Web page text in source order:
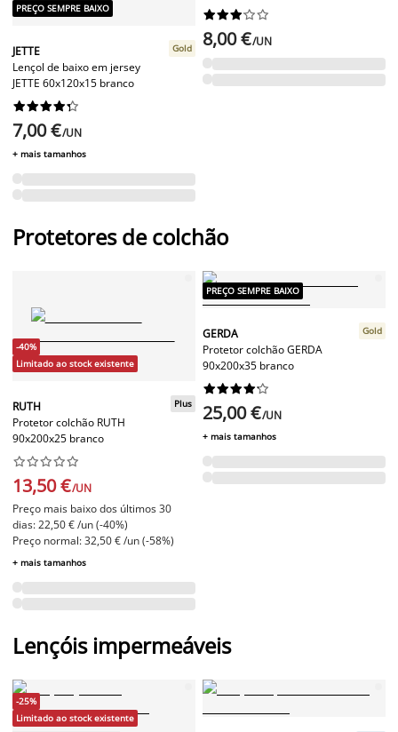
PREÇO SEMPRE BAIXO
JETTE
Lençol de baixo em jersey
JETTE 60x120x15 branco
Gold






7,00 €/UN
+ mais tamanhos






8,00 €/UN
Protetores de colchão
-40%
Limitado ao stock existente
RUTH
Protetor colchão RUTH
90x200x25 branco
Plus






13,50 €/UN
Preço mais baixo dos últimos 30
dias: 22,50 € /un (-40%)
Preço normal: 32,50 € /un (-58%)
+ mais tamanhos
PREÇO SEMPRE BAIXO
GERDA
Protetor colchão GERDA
90x200x35 branco
Gold






25,00 €/UN
+ mais tamanhos
Lençóis impermeáveis
-25%
Limitado ao stock existente